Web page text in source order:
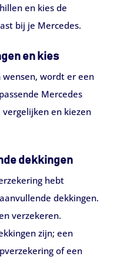
en kies de
bij je Mercedes.
en kies
wensen, wordt er een
Mercedes
en kiezen
dekkingen
hebt
dekkingen.
verzekeren.
zijn; een
of een